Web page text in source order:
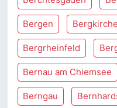
Bergen
Bergrheinfeld
Bernau am Chiemsee
Berngau